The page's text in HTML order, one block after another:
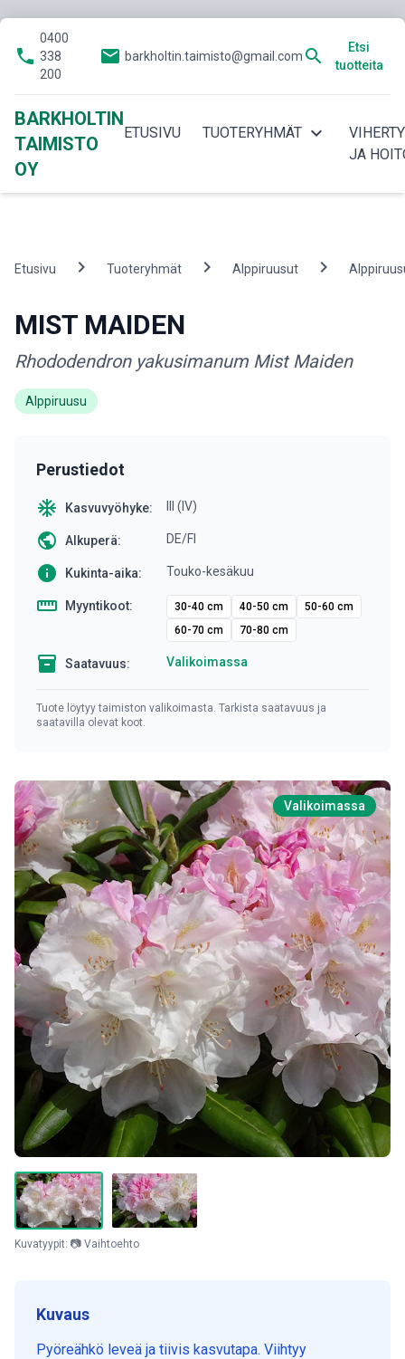
phone
0400
338
200
email barkholtin.taimisto@gmail.com search
Etsi
tuotteita
BARKHOLTIN
TAIMISTO
OY
ETUSIVU TUOTERYHMÄT expand_more
JA
Etusivu chevron_right Tuoteryhmät chevron_right Alppiruusut chevron_right
MIST MAIDEN
Rhododendron yakusimanum Mist Maiden
Alppiruusu
Perustiedot
ac_unit Kasvuvyöhyke: III (IV)
public Alkuperä: DE/FI
info Kukinta-aika: Touko-kesäkuu
straighten Myyntikoot: 30-40 cm 40-50 cm
50-60 cm
60-70 cm
70-80 cm
inventory Saatavuus: Valikoimassa
Tuote löytyy taimiston valikoimasta. Tarkista saatavuus ja
saatavilla olevat koot.
Valikoimassa
Kuvatyypit: 📷 Vaihtoehto
Kuvaus
Pyöreähkö leveä ja tiivis kasvutapa. Viihtyy